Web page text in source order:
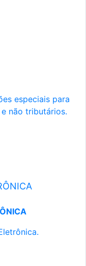
especiais para
não tributários.